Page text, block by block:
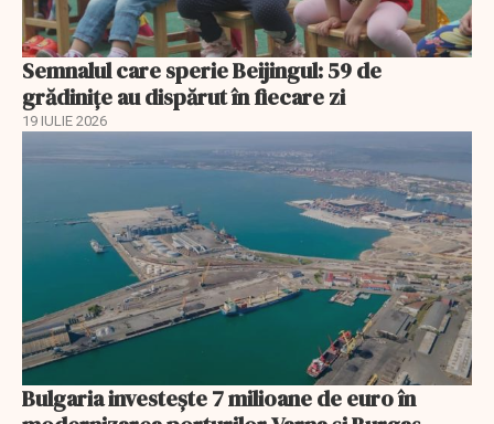
Semnalul care sperie Beijingul: 59 de
grădinițe au dispărut în fiecare zi
19 IULIE 2026
Bulgaria investește 7 milioane de euro în